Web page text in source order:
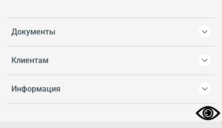
Документы
Клиентам
Информация